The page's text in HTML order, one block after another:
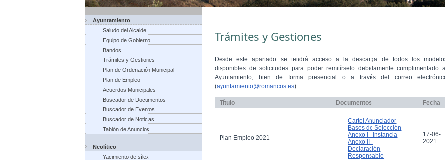
Ayuntamiento
Saludo del Alcalde
Equipo de Gobierno
Bandos
Trámites y Gestiones
Plan de Ordenación Municipal
Plan de Empleo
Acuerdos Municipales
Buscador de Documentos
Buscador de Eventos
Buscador de Noticias
Tablón de Anuncios
Neolítico
Yacimiento de sílex
Trámites y Gestiones
Desde este apartado se tendrá acceso a la descarga de todos los
disponibles de solicitudes para poder remitírselo debidamente cumplimentado
Ayuntamiento, bien de forma presencial o a través del correo
(ayuntamiento@romancos.es).
Título Documentos Fecha
Plan Empleo 2021
Cartel Anunciador
Bases de Selección
Anexo I - Instancia
Anexo II -
Declaración
Responsable
17-06-
2021